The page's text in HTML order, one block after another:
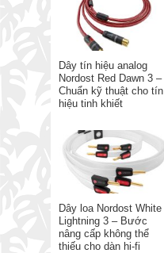
Dây tín hiệu analog
Nordost Red Dawn 3 –
Chuẩn kỹ thuật cho tín
hiệu tinh khiết
Dây loa Nordost White
Lightning 3 – Bước
nâng cấp không thể
thiếu cho dàn hi-fi